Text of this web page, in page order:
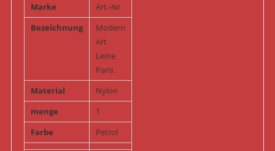
Marke
Art.-Nr
Bezeichnung
Modern
Art
Leine
Paris
Material
Nylon
menge
1
Farbe
Petrol